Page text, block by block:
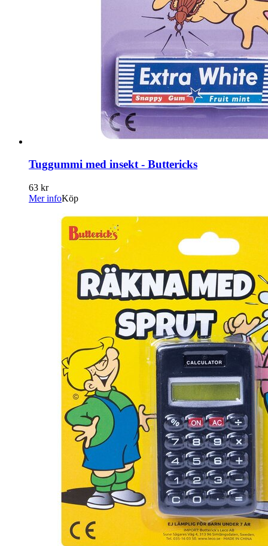
Tuggummi med insekt - Buttericks
63 kr
Mer infoKöp